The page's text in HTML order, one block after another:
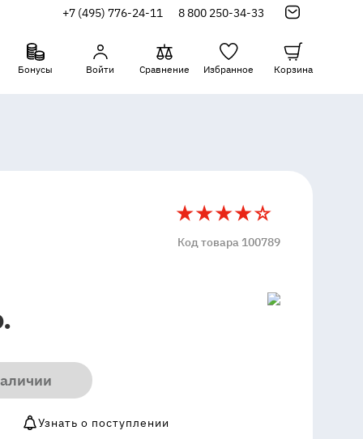
+7 (495) 776-24-11 8 800 250-34-33
Бонусы Войти Сравнение Избранное Корзина
4
Код товара 100789
Узнать о поступлении